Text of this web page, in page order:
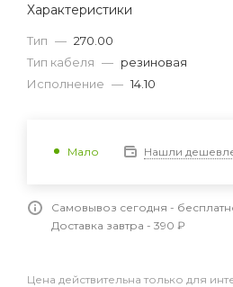
Характеристики
Тип — 270.00
Тип кабеля — резиновая
Исполнение — 14.10
Мало Нашли
Самовывоз сегодня -
Доставка завтра - 390 ₽
Цена действительна только для